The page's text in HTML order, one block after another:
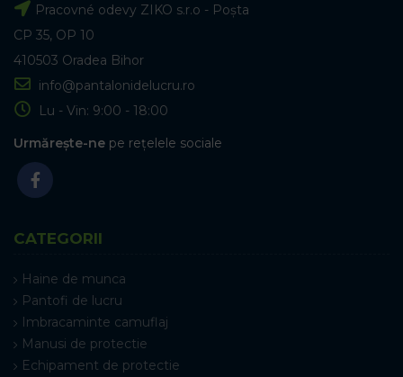
Pracovné odevy ZIKO s.r.o - Poșta
CP 35, OP 10
410503 Oradea Bihor
info@pantalonidelucru.ro
Lu - Vin: 9:00 - 18:00
Urmărește-ne pe rețelele sociale
CATEGORII
Haine de munca
Pantofi de lucru
Imbracaminte camuflaj
Manusi de protectie
Echipament de protectie